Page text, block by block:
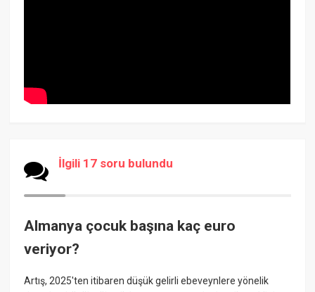
İlgili 17 soru bulundu
Almanya çocuk başına kaç euro
veriyor?
Artış, 2025'ten itibaren düşük gelirli ebeveynlere yönelik